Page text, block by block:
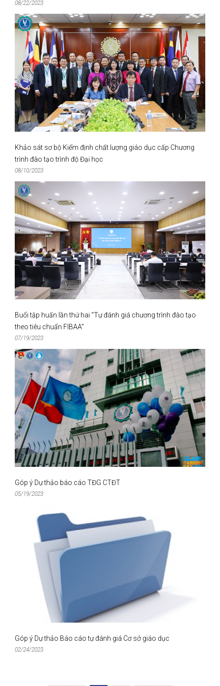
08/22/2023
Khảo sát sơ bộ Kiểm định chất lượng giáo dục cấp Chương
trình đào tạo trình độ Đại học
08/10/2023
Buổi tập huấn lần thứ hai “Tự đánh giá chương trình đào tạo
theo tiêu chuẩn FIBAA”
07/19/2023
Góp ý Dự thảo báo cáo TĐG CTĐT
05/19/2023
Góp ý Dự thảo Báo cáo tự đánh giá Cơ sở giáo dục
02/24/2023